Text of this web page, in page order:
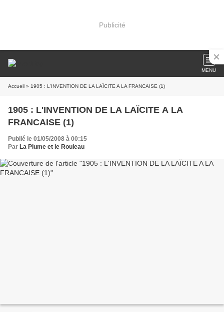
Publicité
MENU
Accueil » 1905 : L'INVENTION DE LA LAÏCITE A LA FRANCAISE (1)
1905 : L'INVENTION DE LA LAÏCITE A LA
FRANCAISE (1)
Publié le 01/05/2008 à 00:15
Par La Plume et le Rouleau